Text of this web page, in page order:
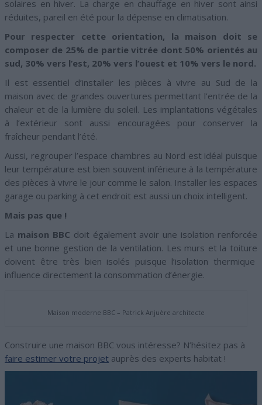
solaires en hiver. La charge en chauffage en hiver sont ainsi
réduites, pareil en été pour la dépense en climatisation.
Pour respecter cette orientation, la maison doit se
composer de 25% de partie vitrée dont 50% orientés au
sud, 30% vers l’est, 20% vers l’ouest et 10% vers le nord.
Il est essentiel d’installer les pièces à vivre au Sud de la
maison avec de grandes ouvertures permettant l’entrée de la
chaleur et de la lumière du soleil. Les implantations végétales
à l’extérieur sont aussi encouragées pour conserver la
fraîcheur pendant l’été.
Aussi, regrouper l’espace chambres au Nord est idéal puisque
leur température est bien souvent inférieure à la température
des pièces à vivre le jour comme le salon. Installer les espaces
garage ou parking à cet endroit est aussi un choix intelligent.
Mais pas que !
La maison BBC doit également avoir une isolation renforcée
et une bonne gestion de la ventilation. Les murs et la toiture
doivent être très bien isolés puisque l’isolation thermique
influence directement la consommation d’énergie.
Maison moderne BBC – Patrick Anjuère architecte
Construire une maison BBC vous intéresse? N’hésitez pas à
faire estimer votre projet auprès des experts habitat !